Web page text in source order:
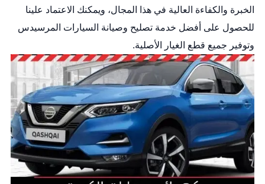
الخبرة والكفاءة العالية في هذا المجال، ويمكنك الاعتماد علينا
للحصول على أفضل خدمة تصليح وصيانة السيارات المرسيدس
وتوفير جميع قطع الغيار الأصلية.